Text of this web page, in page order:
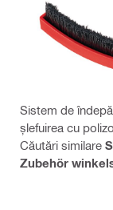
Sistem de
șlefuirea cu
Căutări similare
Zubehör